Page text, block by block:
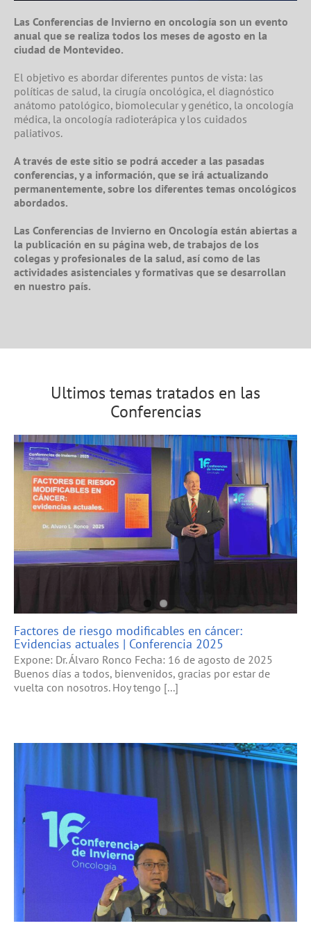
Las Conferencias de Invierno en oncología son un evento
anual que se realiza todos los meses de agosto en la
ciudad de Montevideo.
El objetivo es abordar diferentes puntos de vista: las
políticas de salud, la cirugía oncológica, el diagnóstico
anátomo patológico, biomolecular y genético, la oncología
médica, la oncología radioterápica y los cuidados
paliativos.
A través de este sitio se podrá acceder a las pasadas
conferencias, y a información, que se irá actualizando
permanentemente, sobre los diferentes temas oncológicos
abordados.
Las Conferencias de Invierno en Oncología están abiertas a
la publicación en su página web, de trabajos de los
colegas y profesionales de la salud, así como de las
actividades asistenciales y formativas que se desarrollan
en nuestro país.
Ultimos temas tratados en las
Conferencias
Factores de riesgo modificables en cáncer:
Evidencias actuales | Conferencia 2025
Expone: Dr. Álvaro Ronco Fecha: 16 de agosto de 2025
Buenos días a todos, bienvenidos, gracias por estar de
vuelta con nosotros. Hoy tengo [...]